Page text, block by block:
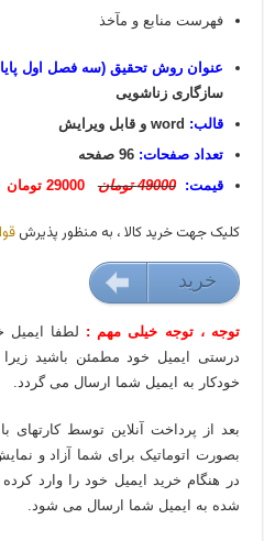
فهرست منابع و مآخذ
عنوان روش تحقیق (سه فصل اول
سازگاری زناشویی
قالب:
تعداد صفحات: 96 صفحه
قیمت:49000 تومان 29000 تومان
کليک جهت خريد کالا ، به منظور پذيرش
29000 تومان خريد
توجه ، توجه خیلی مهم : لطفا ایمیل
درستی ایمیل خود مطمئن باشید
خودکار به ایمیل شما ارسال می گردد.
بعد از پرداخت آنلاین توسط کارتهای
بصورت اتوماتیک برای شما آزاد و
در هنگام خرید ایمیل خود را وارد
شده به ایمیل شما ارسال می شود.